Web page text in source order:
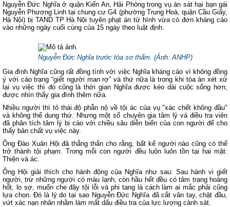
Nguyễn Đức Nghĩa ở quận Kiến An, Hải Phòng trong vụ án sát hại bạn gái
Nguyễn Phương Linh tại chung cư G4 (phường Trung Hoà, quận Cầu Giấy,
Hà Nội) bị TAND TP Hà Nội tuyên phạt án tử hình vừa có đơn kháng cáo
vào những ngày cuối cùng của 15 ngày theo luật định.
Nguyễn Đức Nghĩa trước tòa sơ thẩm. (Ảnh: ANHP)
Gia đình Nghĩa cũng rất đồng tình với việc Nghĩa kháng cáo vì không đồng
ý với cáo trạng “giết người man rợ” và thứ nữa là trong khi tòa án xét xử
lại vụ việc thì đó cũng là thời gian Nghĩa được kéo dài cuộc sống hơn,
được nhìn thấy gia đình thêm nữa.
Nhiều người thì tỏ thái độ phẫn nộ về tội ác của vụ "xác chết không đầu"
và không thể dung thứ. Nhưng một số chuyên gia tâm lý và điều tra viên
đã phân tích tâm lý bị cáo với chiều sâu diễn biến của con người để cho
thấy bản chất vụ việc này.
Ông Đào Xuân Hội đã thẳng thắn cho rằng, bất kể người nào cũng có thể
trở thành tội phạm. Trong mỗi con người đều luôn luôn tồn tại hai mặt:
Thiện và ác.
Ông Hội giải thích cho hành động của Nghĩa như sau: Sau hành vi giết
người, trừ những người có máu lạnh, còn hầu hết đều có tâm trạng hoảng
hốt, lo sợ, muốn che đậy tội lỗi và phi tang là cách làm ai mắc phải cũng
lựa chọn. Đó là lý do tại sao Nguyễn Đức Nghĩa đã cắt vân tay, chặt đầu,
vứt xác nạn nhân nhằm làm mất dấu điều tra của lực lượng cảnh sát.